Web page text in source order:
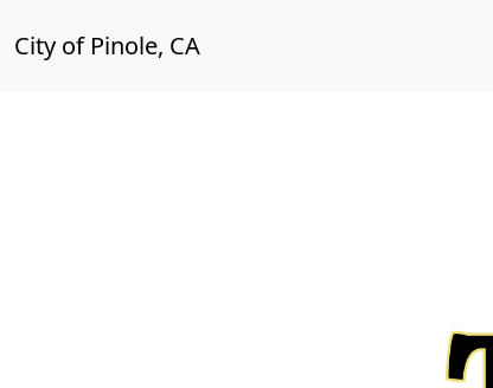
City of Pinole, CA